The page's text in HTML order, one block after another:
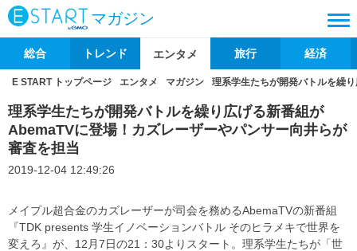
マガジン
総合 トレンド エンタメ 旅行 経済
E START トップページ エンタメ マガジン 理系学生たちが開発バトルを繰
理系学生たちが開発バトルを繰り広げる新番組が
AbemaTVに登場！カズレーザーやパンサー向井らが
審査を担当
2019-12-04 12:49:26
メイプル超合金のカズレーザーが司会を務めるAbemaTVの新番組
『TDK presents 学生イノベーションバトル そのヒラメキで世界を
変えろ』が、12月7日の21：30よりスタート。理系学生たちが「世